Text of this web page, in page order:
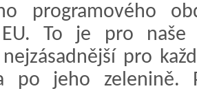
programového
To je pro naše
pro
po jeho zelenině.